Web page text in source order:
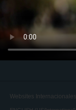
Websites Internacionales